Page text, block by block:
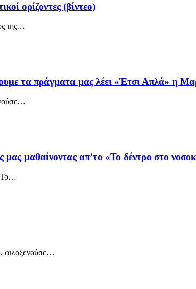
ορίζοντες (βίντεο)
της…
τα πράγματα μας λέει «Έτσι Απλά» η
…
μαθαίνοντας απ’το «Το δέντρο στο
…
φιλοξενούσε…